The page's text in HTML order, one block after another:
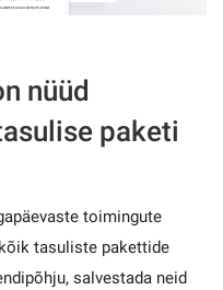
nüüd
paketi
toimingute
tasuliste pakettide
salvestada neid